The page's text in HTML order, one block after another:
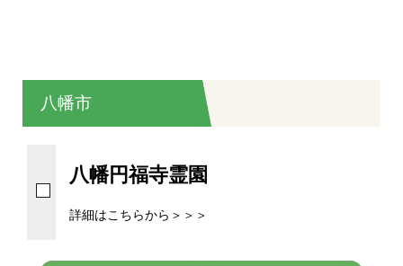
八幡市
八幡円福寺霊園
詳細はこちらから＞＞＞